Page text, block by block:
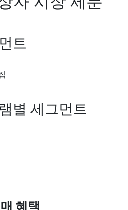
트
별 세그먼트
혜택